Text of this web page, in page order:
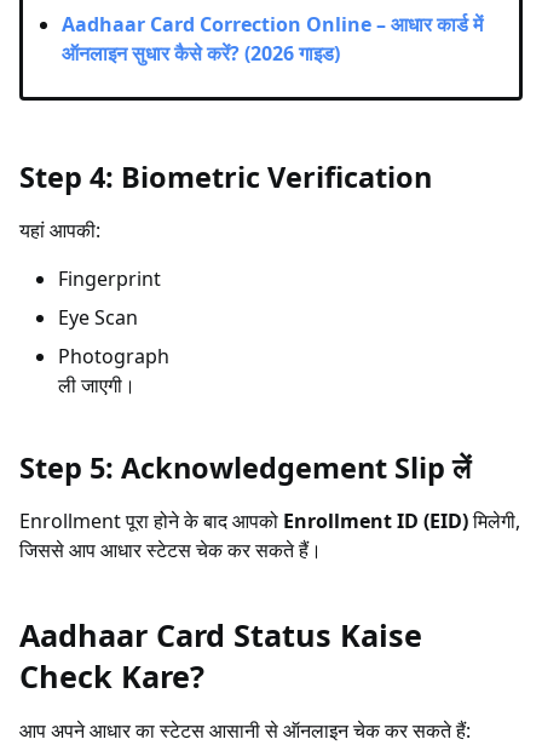
Aadhaar Card Correction Online – आधार कार्ड में
ऑनलाइन सुधार कैसे करें? (2026 गाइड)
Step 4: Biometric Verification
यहां आपकी:
Fingerprint
Eye Scan
Photograph
ली जाएगी।
Step 5: Acknowledgement Slip लें
Enrollment पूरा होने के बाद आपको Enrollment ID (EID)मिलेगी,
जिससे आप आधार स्टेटस चेक कर सकते हैं।
Aadhaar Card Status Kaise
Check Kare?
आप अपने आधार का स्टेटस आसानी से ऑनलाइन चेक कर सकते हैं: